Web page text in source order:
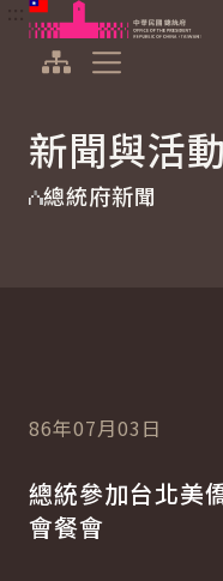
跳到主要內容
中華民國總統府
新聞與活動
總統府新聞
86年07月03日
總統參加台北美
會餐會